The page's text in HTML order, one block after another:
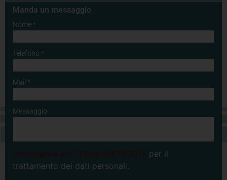
Manda un messaggio
Nome*
Telefono *
Mail *
Messaggio
Informativa art.13 Reg.UE679/2016 per il
trattamento dei dati personali.